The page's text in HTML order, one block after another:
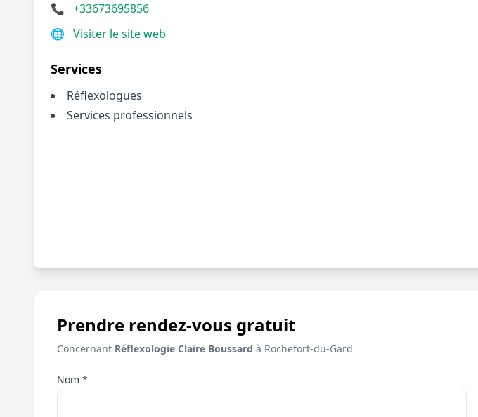
📞 +33673695856
🌐 Visiter le site web
Services
Réflexologues
Services professionnels
Prendre rendez-vous gratuit
Concernant Réflexologie Claire Boussard à Rochefort-du-Gard
Nom *